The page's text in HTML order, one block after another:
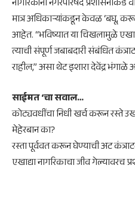
​नागरिकांनी नगरपरिषद प्रशासनाकडे
मात्र अधिकाऱ्यांकडून केवळ ‘बघू,
आहेत. “भविष्यात या चिखलामुळे
त्याची संपूर्ण जबाबदारी संबंधित
राहील,” असा थेट इशारा देवेंद्र
​साईमत ‘चा सवाल…
​कोट्यवधींचा निधी खर्च करून रस्ते
मेहेरबान का?
​रस्ता पूर्ववत करून घेण्याची अट
​एखाद्या नागरिकाचा जीव गेल्यावरच